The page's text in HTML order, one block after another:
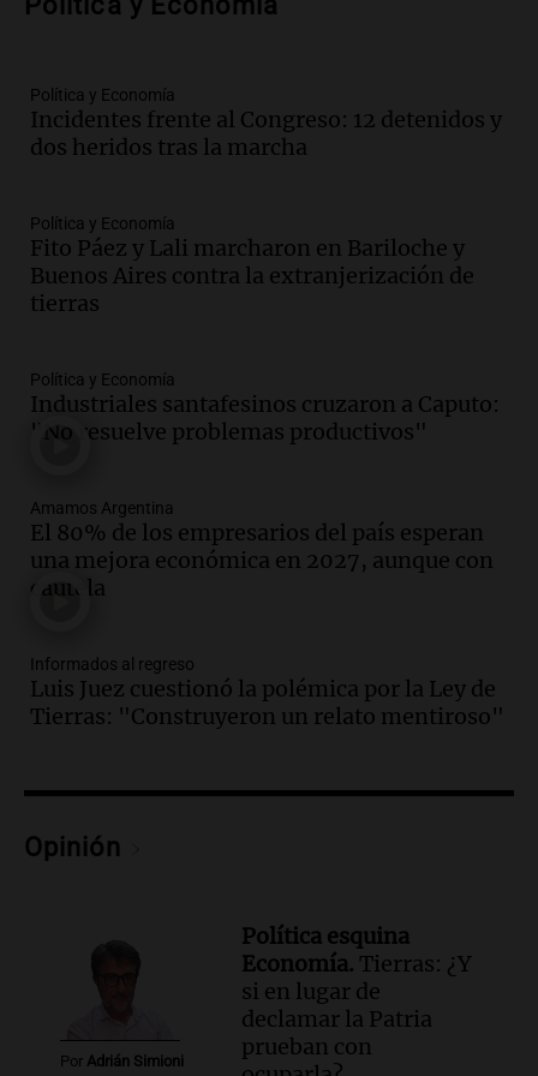
Episodios
sea, va a ser lindo”
La Cadena del Gol
Episodios
en ludopatía: “Tener el casino en la
mano es muy peligroso”
La Argentina, hoy
Episodios
sobre los parques educativos
Amamos Argentina
Episodios
traerá más lluvias y eventos extremos
durante la primavera
Informados al regreso
Episodios
tras fuertes vientos
Panorama Federal
Episodios
los empresarios del país cree que la
Amamos Argentina
oficialismo la explique mejor" sobre la
ley de propiedad privada
Informados al regreso
Audio.Debate en el Senado y protesta
Política y Economía
Incidentes frente al Congreso: 12 detenidos y
dos heridos tras la marcha
Política y Economía
Fito Páez y Lali marcharon en Bariloche y
Buenos Aires contra la extranjerización de
tierras
Política y Economía
Industriales santafesinos cruzaron a Caputo:
"No resuelve problemas productivos"
Amamos Argentina
El 80% de los empresarios del país esperan
una mejora económica en 2027, aunque con
cautela
Informados al regreso
Luis Juez cuestionó la polémica por la Ley de
Tierras: "Construyeron un relato mentiroso"
Opinión
Por Adrián Simioni
Política esquina
Economía. Tierras: ¿Y
si en lugar de
declamar la Patria
prueban con